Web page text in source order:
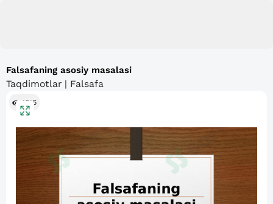
Falsafaning asosiy masalasi
Taqdimotlar | Falsafa
1516